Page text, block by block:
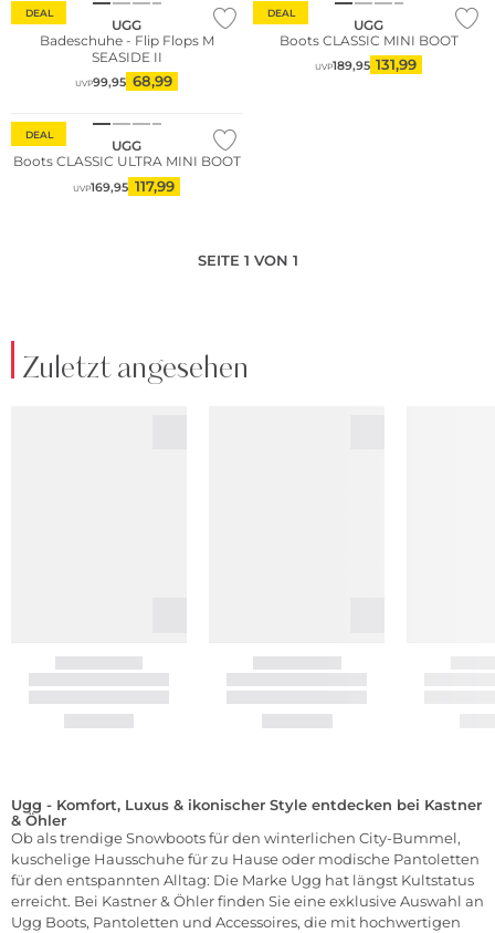
DEAL
UGG
Badeschuhe - Flip Flops M
SEASIDE II
UVP99,95 68,99
DEAL
UGG
Boots CLASSIC MINI BOOT
UVP189,95 131,99
DEAL
UGG
Boots CLASSIC ULTRA MINI BOOT
UVP169,95 117,99
SEITE 1 VON 1
Zuletzt angesehen
Ugg - Komfort, Luxus & ikonischer Style entdecken bei Kastner
& Öhler
Ob als trendige Snowboots für den winterlichen City-Bummel,
kuschelige Hausschuhe für zu Hause oder modische Pantoletten
für den entspannten Alltag: Die Marke Ugg hat längst Kultstatus
erreicht. Bei Kastner & Öhler finden Sie eine exklusive Auswahl an
Ugg Boots, Pantoletten und Accessoires, die mit hochwertigen